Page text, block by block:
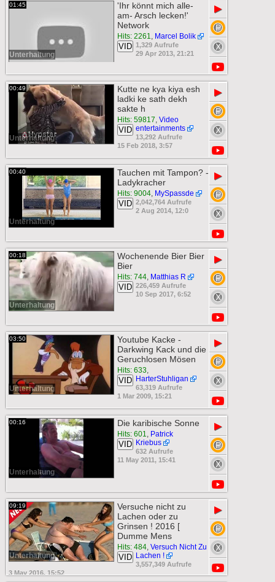
01:45
Unterhaltung
'Ihr könnt mich alle-
am- Arsch lecken!'
Network
Hits: 2261, Marcel Bolik
VID 1,329 Aufrufe
29 Apr 2013, 21:21
▶
00:49
Unterhaltung
Kutte ne kya kiya esh
ladki ke sath dekh
sakte h
Hits: 59817, Video
entertainments
VID
13,292 Aufrufe
15 Feb 2018, 3:57
▶
00:40
Unterhaltung
Tauchen mit Tampon? -
Ladykracher
Hits: 9004, MySpassde
VID 2,042,764 Aufrufe
2 Aug 2014, 12:0
▶
00:18
Unterhaltung
Wochenende Bier Bier
Bier
Hits: 744, Matthias R
VID 226,459 Aufrufe
10 Sep 2017, 6:52
▶
03:50
Unterhaltung
Youtube Kacke -
Darkwing Kack und die
Geruchlosen Mösen
Hits: 633,
HarterStuhligan
VID
63,319 Aufrufe
1 Mar 2009, 15:21
▶
00:16
Unterhaltung
Die karibische Sonne
Hits: 601, Patrick
Kriebus
VID
632 Aufrufe
11 May 2011, 15:41
▶
09:19
Unterhaltung
Versuche nicht zu
Lachen oder zu
Grinsen ! 2016 [
Dumme Mens
Hits: 484, Versuch Nicht Zu
Lachen !
VID
3,557,349 Aufrufe
3 May 2016, 15:52
▶